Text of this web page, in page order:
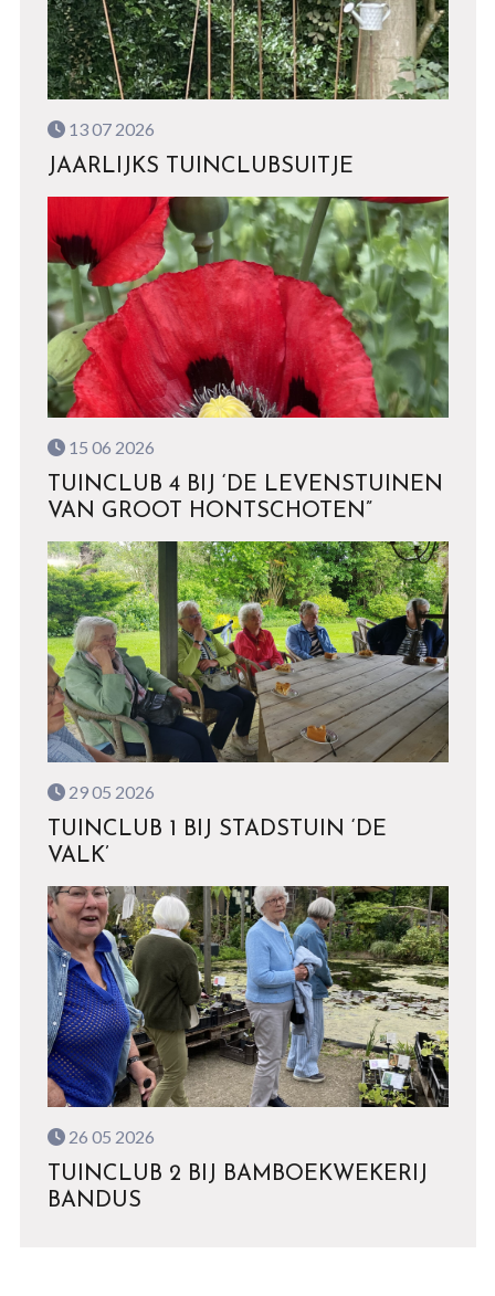
13 07 2026
JAARLIJKS TUINCLUBSUITJE
15 06 2026
TUINCLUB 4 BIJ ‘DE LEVENSTUINEN
VAN GROOT HONTSCHOTEN”
29 05 2026
TUINCLUB 1 BIJ STADSTUIN ‘DE
VALK’
26 05 2026
TUINCLUB 2 BIJ BAMBOEKWEKERIJ
BANDUS